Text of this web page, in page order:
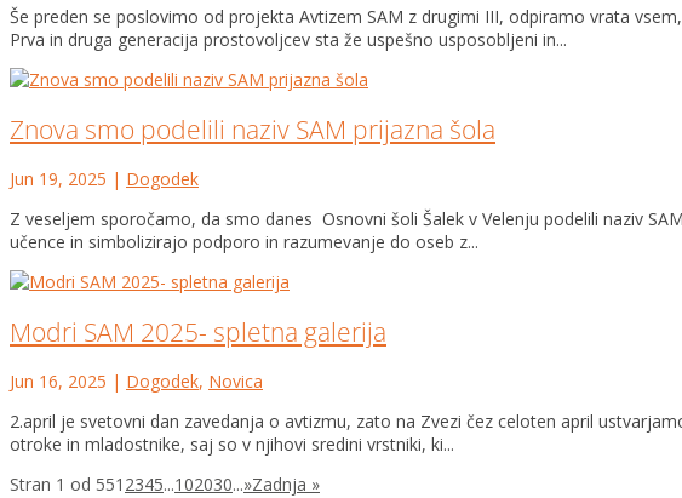
Še preden se poslovimo od projekta Avtizem SAM z drugimi III, odpiramo vrata
Prva in druga generacija prostovoljcev sta že uspešno usposobljeni in...
Znova smo podelili naziv SAM prijazna šola
Jun 19, 2025 | Dogodek
Z veseljem sporočamo, da smo danes Osnovni šoli Šalek v Velenju podelili naziv
učence in simbolizirajo podporo in razumevanje do oseb z...
Modri SAM 2025- spletna galerija
Jun 16, 2025 | Dogodek, Novica
2.april je svetovni dan zavedanja o avtizmu, zato na Zvezi čez celoten april
otroke in mladostnike, saj so v njihovi sredini vrstniki, ki...
Stran 1 od 551 2345...102030...»Zadnja »